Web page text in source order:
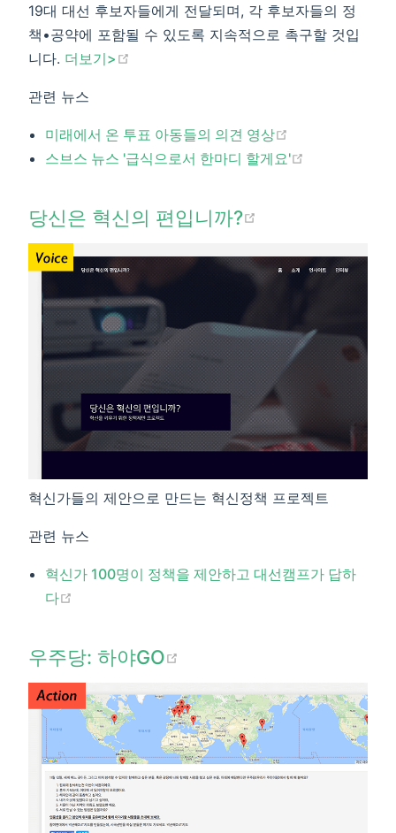
19대 대선 후보자들에게 전달되며, 각 후보자들의 정
책•공약에 포함될 수 있도록 지속적으로 촉구할 것입
니다. 더보기>​
관련 뉴스
미래에서 온 투표 아동들의 의견 영상
스브스 뉴스 '급식으로서 한마디 할게요'​
당신은 혁신의 편입니까?​
혁신가들의 제안으로 만드는 혁신정책 프로젝트
관련 뉴스
​혁신가 100명이 정책을 제안하고 대선캠프가 답하
다​
우주당: 하야GO​